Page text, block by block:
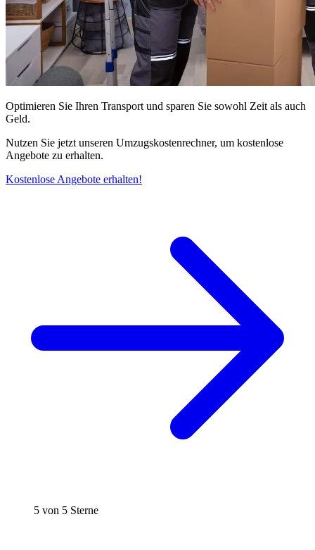
Optimieren Sie Ihren Transport und sparen Sie sowohl Zeit als auch
Geld.
Nutzen Sie jetzt unseren Umzugskostenrechner, um kostenlose
Angebote zu erhalten.
Kostenlose Angebote erhalten!
5 von 5 Sterne